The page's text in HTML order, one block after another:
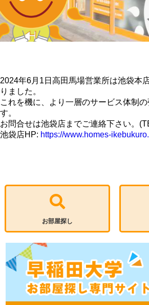
2024年6月1日高田馬場営業所は池袋本
りました。
これを機に、より一層のサービス体制
す。
お問合せは池袋店までご連絡下さい。
池袋店HP: https://www.homes-
お部屋探し